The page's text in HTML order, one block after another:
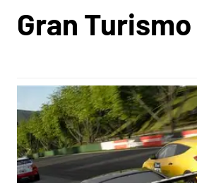
Gran Turismo